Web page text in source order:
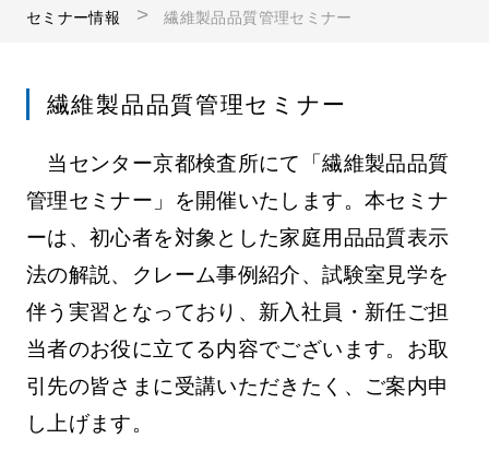
セミナー情報
繊維製品品質管理セミナー
繊維製品品質管理セミナー
当センター京都検査所にて「繊維製品品質
管理セミナー」を開催いたします。本セミナ
ーは、初心者を対象とした家庭用品品質表示
法の解説、クレーム事例紹介、試験室見学を
伴う実習となっており、新入社員・新任ご担
当者のお役に立てる内容でございます。お取
引先の皆さまに受講いただきたく、ご案内申
し上げます。